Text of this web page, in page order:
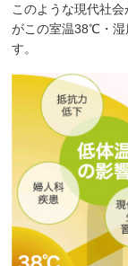
このような現代社
がこの室温38℃・湿
す。